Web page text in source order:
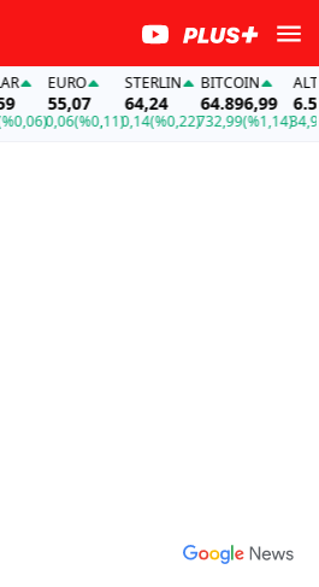
EURO
55,07
0,06(%0,11)
STERLIN
64,24
0,14(%0,22)
BITCOIN
64.896,99
732,99(%1,14)
ALTIN
34,97